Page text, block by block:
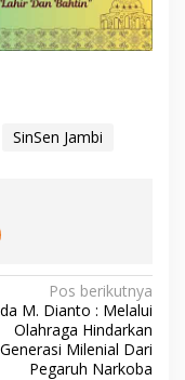
SinSen Jambi
Pos berikutnya
M. Dianto : Melalui
Olahraga Hindarkan
Generasi Milenial Dari
Pegaruh Narkoba